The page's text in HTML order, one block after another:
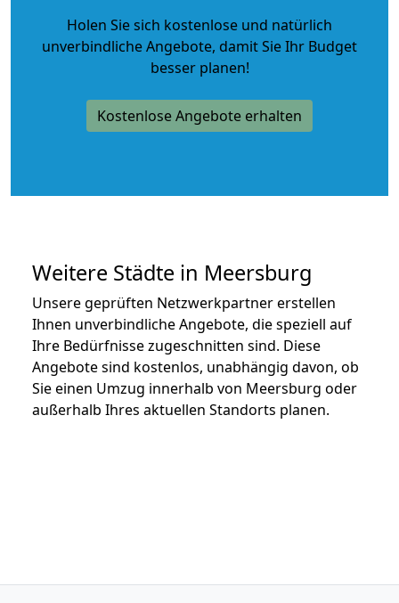
Holen Sie sich kostenlose und natürlich
unverbindliche Angebote, damit Sie Ihr Budget
besser planen!
Kostenlose Angebote erhalten
Weitere Städte in Meersburg
Unsere geprüften Netzwerkpartner erstellen
Ihnen unverbindliche Angebote, die speziell auf
Ihre Bedürfnisse zugeschnitten sind. Diese
Angebote sind kostenlos, unabhängig davon, ob
Sie einen Umzug innerhalb von Meersburg oder
außerhalb Ihres aktuellen Standorts planen.